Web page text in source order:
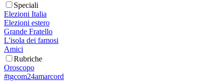
Speciali
Elezioni Italia
Elezioni estero
Grande Fratello
L'isola dei famosi
Amici
Rubriche
Oroscopo
#tgcom24amarcord